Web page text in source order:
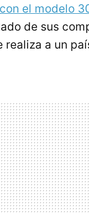
con el modelo
de sus
a un